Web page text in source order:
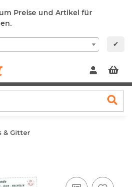
Preise und Artikel für
✔
& Gitter